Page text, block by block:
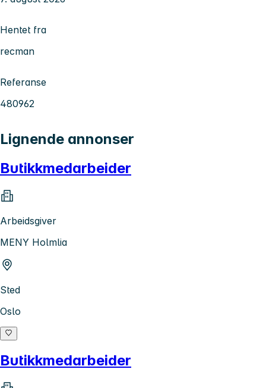
Hentet fra
recman
Referanse
480962
Lignende annonser
Butikkmedarbeider
Arbeidsgiver
MENY Holmlia
Sted
Oslo
Butikkmedarbeider